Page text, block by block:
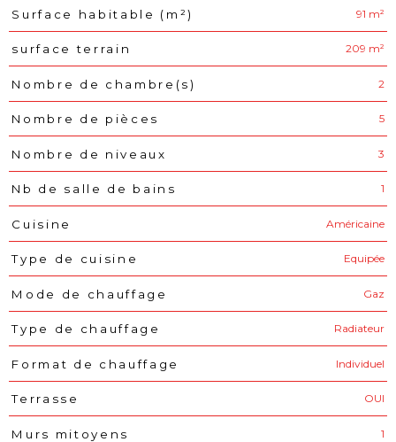
Surface habitable (m²) 91 m²
surface terrain 209 m²
Nombre de chambre(s) 2
Nombre de pièces 5
Nombre de niveaux 3
Nb de salle de bains 1
Cuisine Américaine
Type de cuisine Equipée
Mode de chauffage Gaz
Type de chauffage Radiateur
Format de chauffage Individuel
Terrasse OUI
Murs mitoyens 1